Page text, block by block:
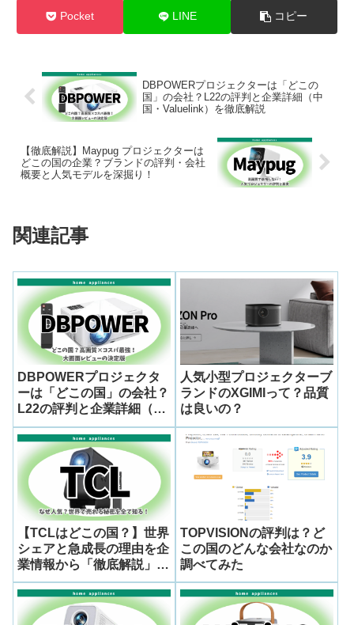
Pocket LINE コピー
DBPOWERプロジェクターは「どこの
国」の会社？L22の評判と企業詳細（中
国・Valuelink）を徹底解説
【徹底解説】Maypug プロジェクターは
どこの国の企業？ブランドの評判・会社
概要と人気モデルを深掘り！
関連記事
DBPOWERプロジェクタ
ーは「どこの国」の会社？
L22の評判と企業詳細（中
国・Valuelink）を徹底解
説
人気小型プロジェクターブ
ランドのXGIMIって？品質
は良いの？
【TCLはどこの国？】世界
シェアと急成長の理由を企
業情報から「徹底解説」！
人気のプロジェクターも紹
介
TOPVISIONの評判は？ど
この国のどんな会社なのか
調べてみた